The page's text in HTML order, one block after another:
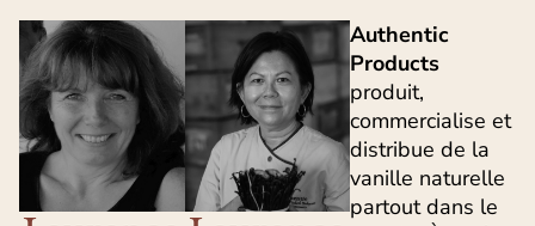
Authentic
Products
produit,
commercialise et
distribue de la
vanille naturelle
partout dans le